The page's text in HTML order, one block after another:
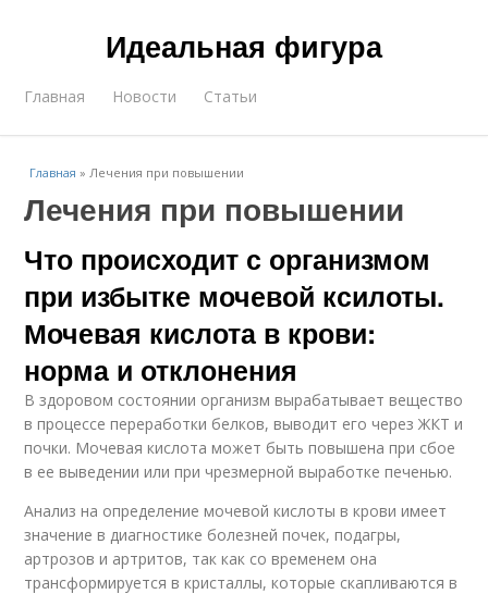
Идеальная фигура
Главная Новости Статьи
Главная »Лечения при повышении
Лечения при повышении
Что происходит с организмом
при избытке мочевой ксилоты.
Мочевая кислота в крови:
норма и отклонения
В здоровом состоянии организм вырабатывает вещество
в процессе переработки белков, выводит его через ЖКТ и
почки. Мочевая кислота может быть повышена при сбое
в ее выведении или при чрезмерной выработке печенью.
Анализ на определение мочевой кислоты в крови имеет
значение в диагностике болезней почек, подагры,
артрозов и артритов, так как со временем она
трансформируется в кристаллы, которые скапливаются в